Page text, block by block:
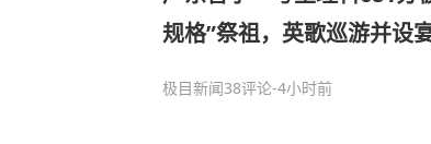
规格”祭祖，英歌巡游并设
极目新闻38评论-4小时前